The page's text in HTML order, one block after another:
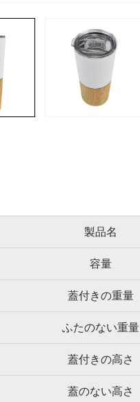
製品名
容量
蓋付きの重量
ふたのない重量
蓋付きの高さ
蓋のない高さ